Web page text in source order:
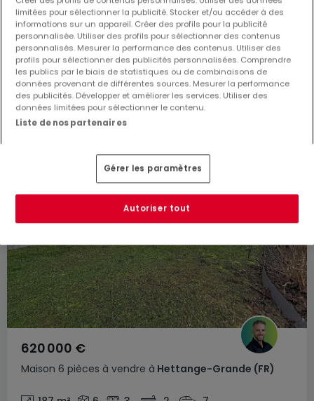
132 m² 5 3 2 2
Maison 6 pièces à vendre à Hettange-Grande (FR)
620 000 €
limitées pour sélectionner la publicité. Stocker et/ou accéder à des
informations sur un appareil. Créer des profils pour la publicité
personnalisée. Utiliser des profils pour sélectionner des contenus
personnalisés. Mesurer la performance des contenus. Utiliser des
profils pour sélectionner des publicités personnalisées. Comprendre
les publics par le biais de statistiques ou de combinaisons de
données provenant de différentes sources. Mesurer la performance
des publicités. Développer et améliorer les services. Utiliser des
données limitées pour sélectionner le contenu.
Liste de nos partenaires
Gérer les paramètres
Autoriser tout